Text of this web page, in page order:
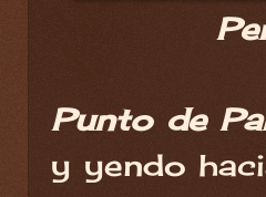
Punto de
y yendo